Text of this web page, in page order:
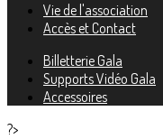
Vie de l'association
Accès et Contact
Billetterie Gala
Supports Vidéo Gala
Accessoires
?>